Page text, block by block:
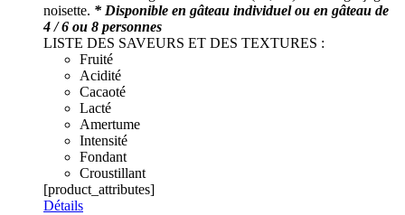
noisette. * Disponible en gâteau individuel ou en gâteau de
4 / 6 ou 8 personnes
LISTE DES SAVEURS ET DES TEXTURES :
Fruité
Acidité
Cacaoté
Lacté
Amertume
Intensité
Fondant
Croustillant
[product_attributes]
Détails